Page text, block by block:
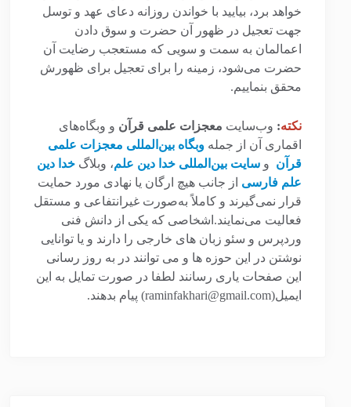
خواهد برد، بیایید با خواندن روزانه دعای عهد و توسل
جهت تعجیل در ظهور آن حضرت و سوق دادن
اعمالمان به سمت و سویی که مستعجب رضایت آن
حضرت می‌شود، زمینه را برای تعجیل برای ظهورش
محقق بنماییم.
نکته: وب‌سایت معجزات علمی قرآن و وبگاه‌های
اقماری آن از جمله وبگاه بین‌المللی معجزات علمی
قرآن و سایت بین‌المللی خدا دین علم، وبلاگ خدا دین
علم فارسی از جانب هیچ ارگان یا نهادی مورد حمایت
قرار نمی‌گیرند و کاملاً به‌صورت غیرانتفاعی و مستقل
فعالیت می‌نمایند.اشخاصی که یکی از دانش فنی
وردپرس و سئو زبان های خارجی را دارند و یا توانایی
نوشتن در این حوزه ها و می توانند در به روز رسانی
این صفحات یاری رسانند لطفا در صورت تمایل به این
ایمیل(raminfakhari@gmail.com) پیام بدهند.